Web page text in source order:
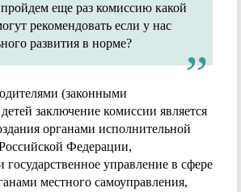
еще раз комиссию какой
рекомендовать если у нас
развития в норме?
(законными
заключение комиссии является
органами исполнительной
Федерации,
управление в сфере
местного самоуправления,